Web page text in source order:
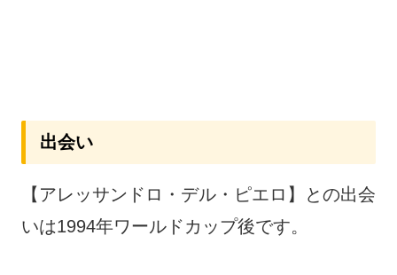
出会い
【アレッサンドロ・デル・ピエロ】との出会
いは1994年ワールドカップ後です。